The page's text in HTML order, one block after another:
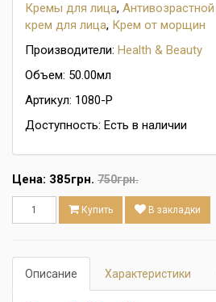
Кремы для лица,
крем для лица, Крем от морщин
Производители: Health & Beauty
Объем: 50.00мл
Артикул: 1080-P
Доступность: Есть в наличии
Цена: 385грн. 750грн.
Купить В закладки
Описание Характеристики